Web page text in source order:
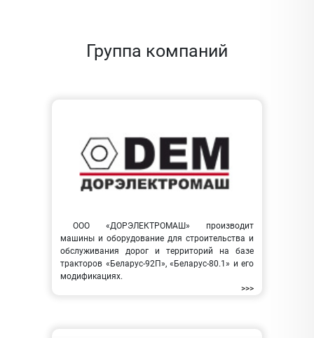
Группа компаний
ООО «ДОРЭЛЕКТРОМАШ» производит
машины и оборудование для строительства и
обслуживания дорог и территорий на базе
тракторов «Беларус-92П», «Беларус-80.1» и его
модификациях.
>>>